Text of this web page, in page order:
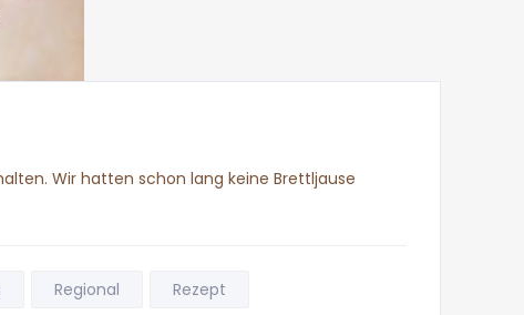
Wir hatten schon lang keine Brettljause
Regional
Rezept